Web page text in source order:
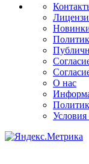
О нас
Условия